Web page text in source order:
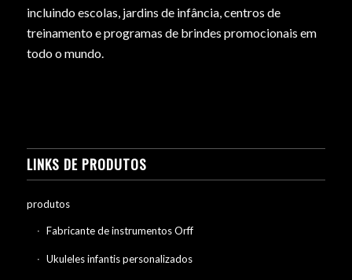
incluindo escolas, jardins de infância, centros de
treinamento e programas de brindes promocionais em
todo o mundo.
LINKS DE PRODUTOS
produtos
Fabricante de instrumentos Orff
Ukuleles infantis personalizados